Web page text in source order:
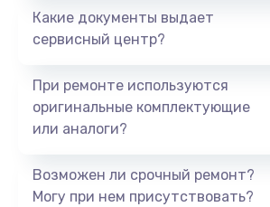
Какие документы выдает
сервисный центр?
При ремонте используются
оригинальные комплектующие
или аналоги?
Возможен ли срочный ремонт?
Могу при нем присутствовать?